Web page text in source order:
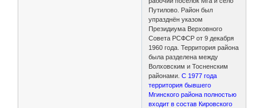
Путилово. Район был
упразднён указом
Президиума Верховного
Совета РСФСР от 9 декабря
1960 года. Территория района
была разделена между
Волховским и Тосненским
районами.С 1977 года
территория бывшего
Мгинского района полностью
входит в состав Кировского